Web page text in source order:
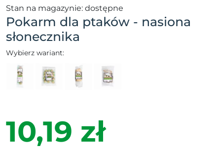
Stan na magazynie: dostępne
Pokarm dla ptaków - nasiona
słonecznika
Wybierz wariant:
10,19 zł